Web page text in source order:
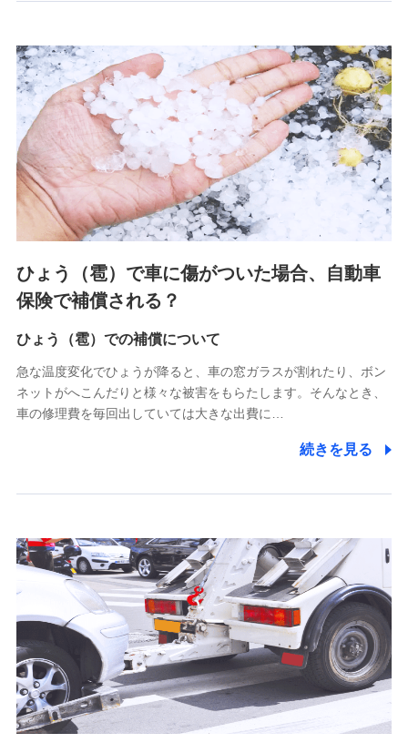
た維持管理等の委託業務遂行のため、またそれらに付帯、関
連する当社および提携会社のサービスを案内、提供するため
（なお、当社は複数の保険会社と取引があり、取得した個人
情報を取引のある他の保険会社の商品・サービスをご提案す
るために利用させていただくことがあります。）
上記に係る連絡・手続き・管理等付帯業務を行うため
3.セミナー募集サイトから取得した個人情報
各種セミナーの案内、開催のため
上記に係る連絡・手続き・管理等付帯業務を行うため
4.家族・友達紹介にて取得した個人情報
被紹介者への連絡、及び当社と取引のあるもしくは委託を受
けている保険会社・提携会社の保険その他に関する情報を提
供し、金融商品等の契約を勧奨するため
アンケートやキャンペーン等の実施のため
上記に係る連絡・手続き・管理等付帯業務を行うため
5.通話録音にて取得する情報
7.社員（従業者）の個人情報
人事･勤怠･健康・労務等の管理、給与支給、福利厚生・採用
退職関連処理等の各種手続きのため、当社と従業員または従
業員同士の連絡のため
8.取引先個人情報
取引先としての選定業務、営業情報の提供業務、契約締結手
続き業務、取引管理業務、およびこれらに準ずる業務の遂行
のため
ひょう（雹）で車に傷がついた場合、自動車
保険で補償される？
ひょう（雹）での補償について
急な温度変化でひょうが降ると、車の窓ガラスが割れたり、ボン
ネットがへこんだりと様々な被害をもらたします。そんなとき、
車の修理費を毎回出していては大きな出費に…
続きを見る